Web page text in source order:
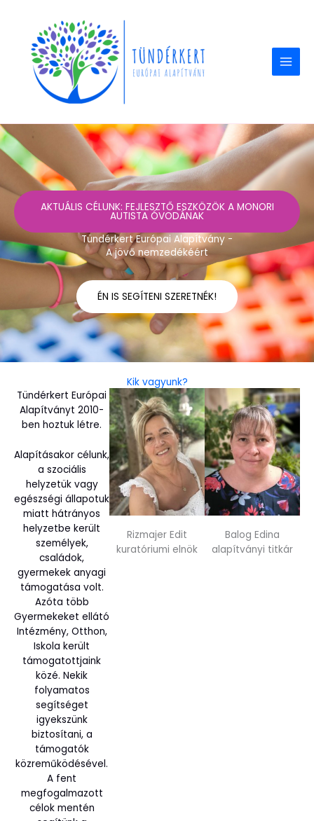
content
AKTUÁLIS CÉLUNK: FEJLESZTŐ ESZKÖZÖK A MONORI
AUTISTA ÓVODÁNAK
Tündérkert Európai Alapítvány -
A jövő nemzedékéért
ÉN IS SEGÍTENI SZERETNÉK!
Kik vagyunk?
Tündérkert Európai
Alapítványt 2010-
ben hoztuk létre.
Alapításakor célunk,
a szociális
helyzetük vagy
egészségi állapotuk
miatt hátrányos
helyzetbe került
személyek,
családok,
gyermekek anyagi
támogatása volt.
Azóta több
Gyermekeket ellátó
Intézmény, Otthon,
Iskola került
támogatottjaink
közé. Nekik
folyamatos
segítséget
igyekszünk
biztosítani, a
támogatók
közreműködésével.
A fent
megfogalmazott
célok mentén
Rizmajer Edit
kuratóriumi elnök
Balog Edina
alapítványi titkár